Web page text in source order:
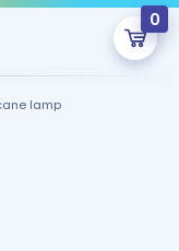
0
onlarca eğitim seni
lamp